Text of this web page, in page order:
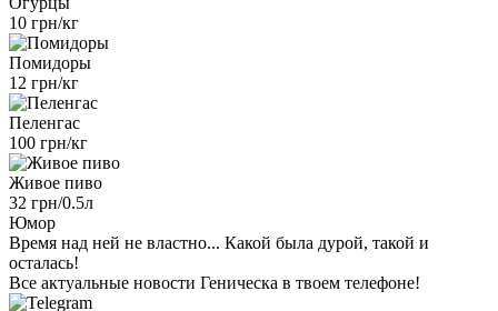
10 грн/кг
Помидоры
12 грн/кг
Пеленгас
100 грн/кг
Живое пиво
32 грн/0.5л
Юмор
Время над ней не властно... Какой была дурой, такой и
осталась!
Все актуальные новости Геническа в твоем телефоне!